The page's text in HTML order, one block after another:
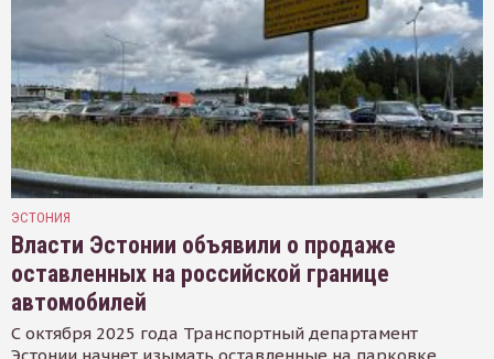
ЭСТОНИЯ
Власти Эстонии объявили о продаже
оставленных на российской границе
автомобилей
С октября 2025 года Транспортный департамент